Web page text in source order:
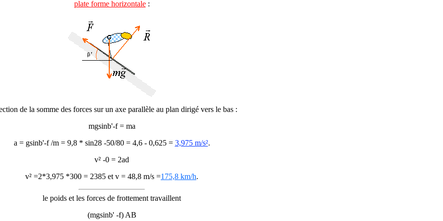
plate forme horizontale:
de la somme des forces sur un axe parallèle au plan dirigé vers le bas :
mgsinb'-f = ma
a = gsinb'-f /m = 9,8 * sin28 -50/80 = 4,6 - 0,625 = 3,975 m/s².
v² -0 = 2ad
v² =2*3,975 *300 = 2385 et v = 48,8 m/s =175,8 km/h.
le poids et les forces de frottement travaillent
(mgsinb' -f) AB